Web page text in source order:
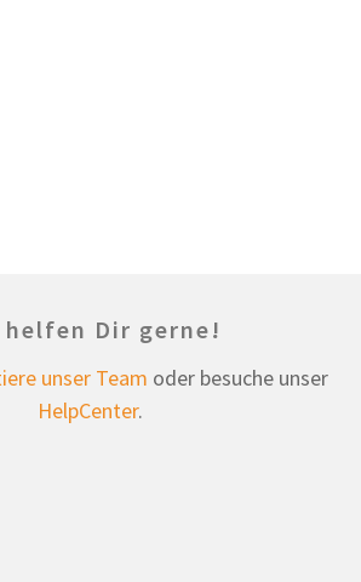
helfen Dir gerne!
unser Team oder besuche unser
HelpCenter.